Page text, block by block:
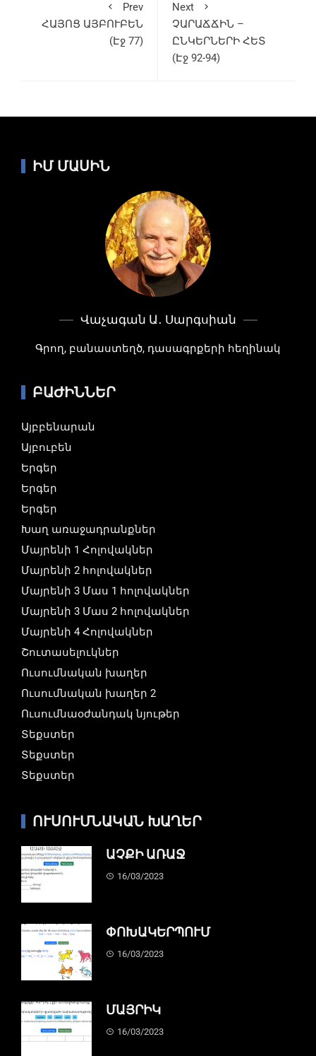
Prev
ՀԱՅՈՑ ԱՅԲՈՒԲԵՆ
(Էջ 77)
Next
ՉԱՐԱՃՃԻՆ –
ԸՆԿԵՐՆԵՐԻ ՀԵՏ
(Էջ 92-94)
ԻՄ ՄԱՍԻՆ
Վաչագան Ա․ Սարգսիան
Գրող, բանաստեղծ, դասագրքերի հեղինակ
ԲԱԺԻՆՆԵՐ
Այբբենարան
Այբուբեն
Երգեր
Երգեր
Երգեր
Խաղ առաջադրանքներ
Մայրենի 1 Հոլովակներ
Մայրենի 2 հոլովակներ
Մայրենի 3 Մաս 1 հոլովակներ
Մայրենի 3 Մաս 2 հոլովակներ
Մայրենի 4 Հոլովակներ
Շուտասելուկներ
Ուսումնական խաղեր
Ուսումնական խաղեր 2
Ուսումնաօժանդակ նյութեր
Տեքստեր
Տեքստեր
Տեքստեր
ՈՒՍՈՒՄՆԱԿԱՆ ԽԱՂԵՐ
ԱՉՔԻ ԱՌԱՋ
16/03/2023
ՓՈԽԱԿԵՐՊՈՒՄ
16/03/2023
ՄԱՅՐԻԿ
16/03/2023